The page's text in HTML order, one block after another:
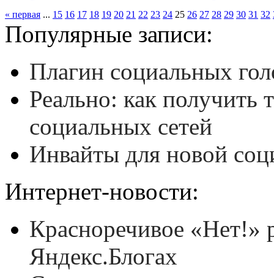
« первая ... 15 16 17 18 19 20 21 22 23 24 25 26 27 28 29 30 31 32
Популярные записи:
Плагин социальных
Реально: как получить
социальных сетей
Инвайты для новой
Интернет-новости:
Красноречивое «Нет!»
Яндекс.Блогах